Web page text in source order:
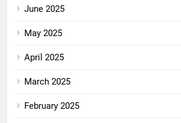
June 2025
May 2025
April 2025
March 2025
February 2025